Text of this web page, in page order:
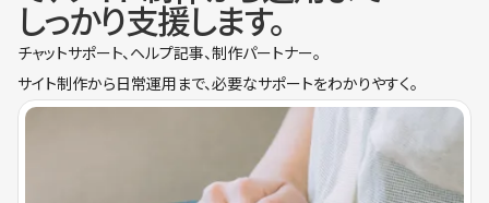
しっかり支援します。
チャットサポート、ヘルプ記事、制作パートナー。
サイト制作から日常運用まで、必要なサポートをわかりやすく。